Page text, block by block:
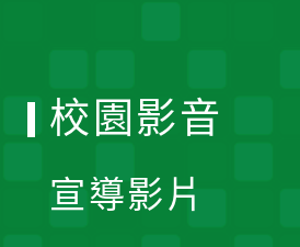
校園影音
宣導影片